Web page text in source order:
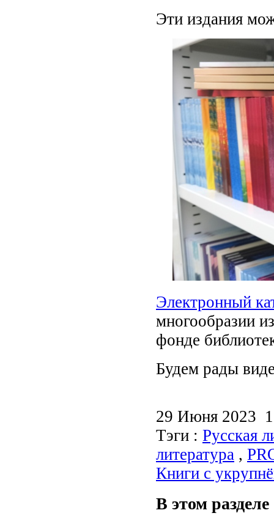
Эти издания
Электронный
многообразии
фонде
Будем рады
29 Июня 2023
Тэги : Русская
литература ,
Книги с
В этом разделе